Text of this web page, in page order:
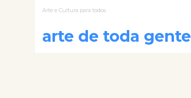
Arte e Cultura para todos
arte de toda gente